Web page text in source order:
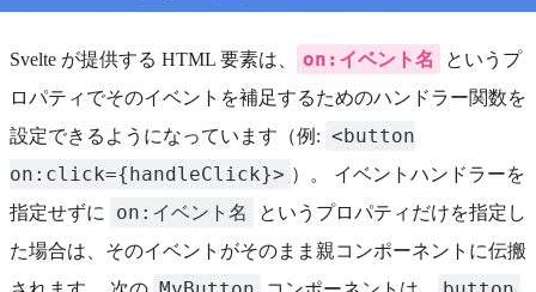
Svelte が提供する HTML 要素は、 on:イベント名
というプ
ロパティでそのイベントを補足するためのハンドラー関数を
設定できるようになっています（例: <button
on:click={handleClick}> ）。 イベントハンドラーを
指定せずに
on:イベント名
というプロパティだけを指定し
た場合は、そのイベントがそのまま親コンポーネントに伝搬